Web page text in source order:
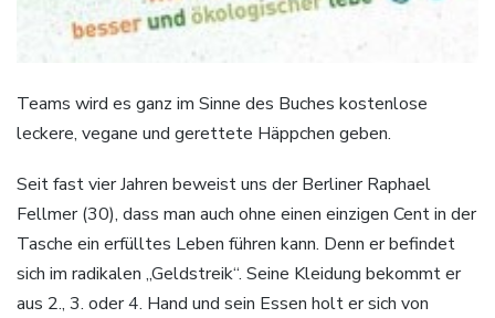
Teams wird es ganz im Sinne des Buches kostenlose
leckere, vegane und gerettete Häppchen geben.
Seit fast vier Jahren beweist uns der Berliner Raphael
Fellmer (30), dass man auch ohne einen einzigen Cent in der
Tasche ein erfülltes Leben führen kann. Denn er befindet
sich im radikalen „Geldstreik“. Seine Kleidung bekommt er
aus 2., 3. oder 4. Hand und sein Essen holt er sich von